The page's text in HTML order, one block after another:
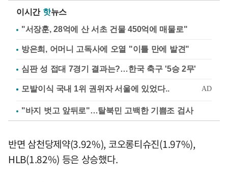
이시간 핫뉴스
"서장훈, 28억에 산 서초 건물 450억에 매물로"
방은희, 어머니 고독사에 오열 "이틀 만에 발견"
심판 성 접대 7경기 결과는?…한국 축구 '5승 2무'
"바지 벗고 앞뒤로"…탈북민 고백한 기쁨조 검사
반면 삼천당제약(3.92%), 코오롱티슈진(1.97%),
HLB(1.82%) 등은 상승했다.